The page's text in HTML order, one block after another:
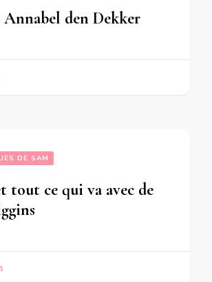
den Dekker
DE SAM
tout ce qui va avec de